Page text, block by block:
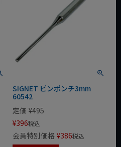
SIGNET ピンポンチ3mm
60542
定価 ¥495
¥396税込
会員特別価格 ¥386税込